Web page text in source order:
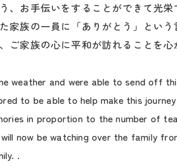
、お手伝いをすることができて光
家族の一員に「ありがとう」とい
ご家族の心に平和が訪れることを
weather and were able to send off
to be able to help make this
in proportion to the number of
now be watching over the family
.